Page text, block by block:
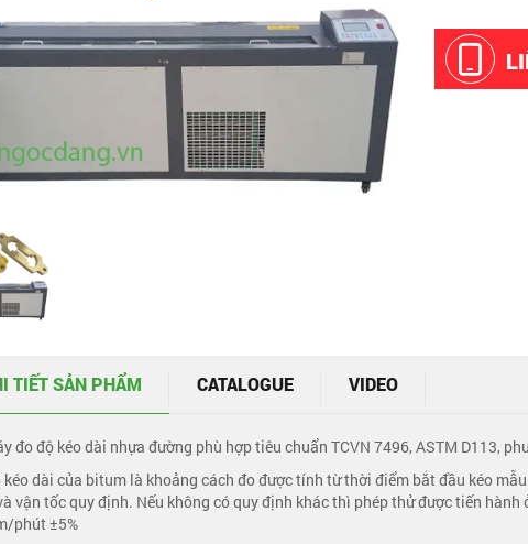
TIẾT SẢN PHẨM CATALOGUE VIDEO
đo độ kéo dài nhựa đường phù hợp tiêu chuẩn TCVN 7496, ASTM D113,
kéo dài của bitum là khoảng cách đo được tính từ thời điểm bắt đầu kéo
vận tốc quy định. Nếu không có quy định khác thì phép thử được tiến hành
phút ±5%